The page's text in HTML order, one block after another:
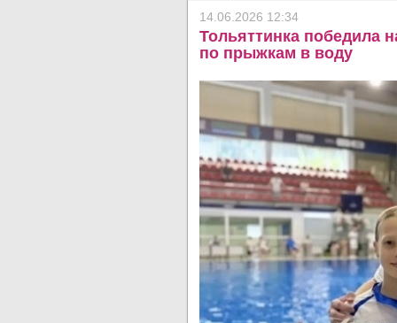
14.06.2026 12:34
Тольяттинка победила
по прыжкам в воду